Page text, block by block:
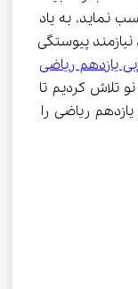
نماید. به یاد
پیوستگی
یازدهم ریاضی
تلاش کردیم تا
ریاضی را